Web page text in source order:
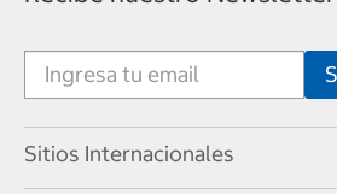
Sitios Internacionales